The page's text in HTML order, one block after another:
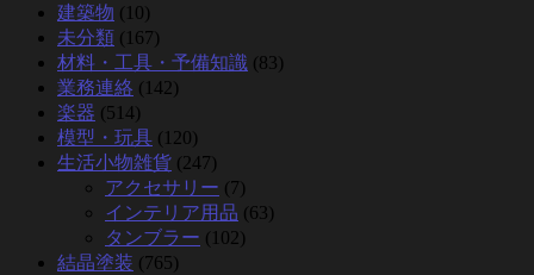
建築物 (10)
未分類 (167)
材料・工具・予備知識 (83)
業務連絡 (142)
楽器 (514)
模型・玩具 (120)
生活小物雑貨 (247)
アクセサリー (7)
インテリア用品 (63)
タンブラー (102)
結晶塗装 (765)